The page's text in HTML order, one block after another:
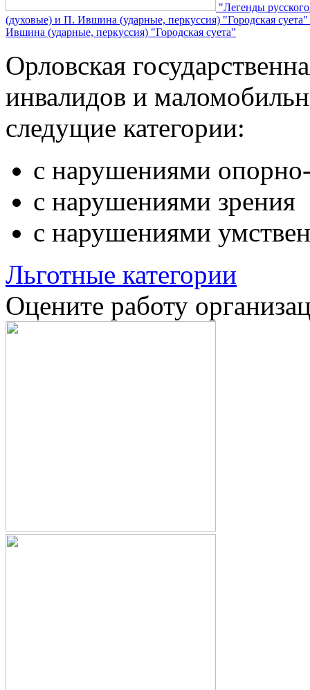
"Легенды
(духовые) и П. Ившина (ударные, перкуссия) "Городская суета"
Ившина (ударные, перкуссия) "Городская суета"
Орловская
инвалидов и
следущие категории:
с нарушениями опорно-
с нарушениями зрения
с нарушениями
Льготные категории
Оцените работу